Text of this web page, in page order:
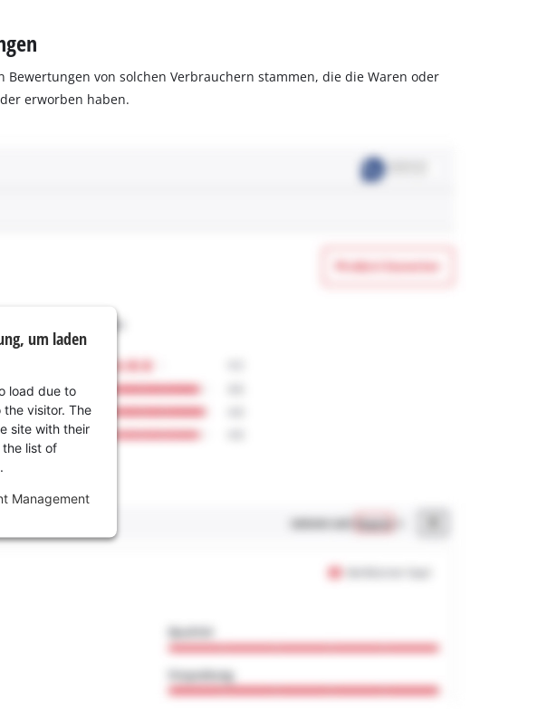
von solchen Verbrauchern stammen, die die Waren oder
erworben haben.
um laden
load due to
visitor. The
site with their
list of
Management